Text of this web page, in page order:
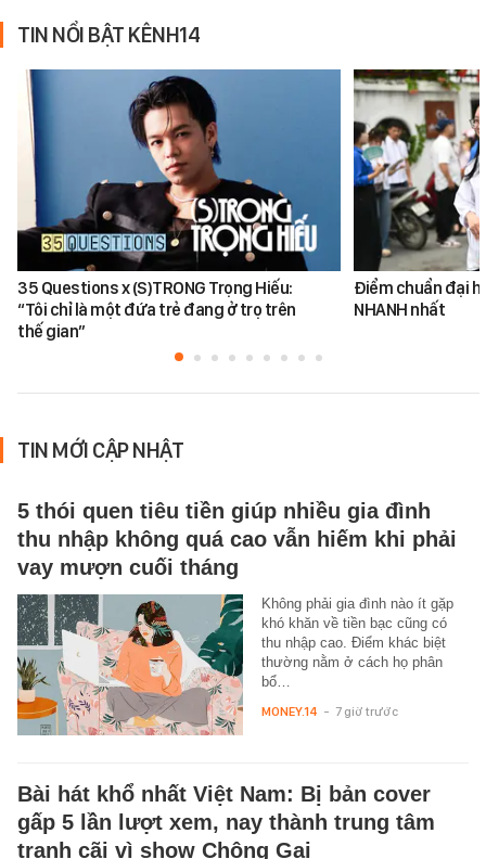
TIN NỔI BẬT KÊNH14
35 Questions x (S)TRONG Trọng Hiếu:
“Tôi chỉ là một đứa trẻ đang ở trọ trên
thế gian”
Điểm chuẩn đại
NHANH nhất
TIN MỚI CẬP NHẬT
5 thói quen tiêu tiền giúp nhiều gia đình
thu nhập không quá cao vẫn hiếm khi phải
vay mượn cuối tháng
Không phải gia đình nào ít gặp
khó khăn về tiền bạc cũng có
thu nhập cao. Điểm khác biệt
thường nằm ở cách họ phân
bổ…
MONEY.14 - 7 giờ trước
Bài hát khổ nhất Việt Nam: Bị bản cover
gấp 5 lần lượt xem, nay thành trung tâm
tranh cãi vì show Chông Gai